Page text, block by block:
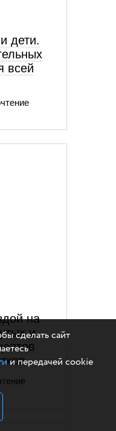
дети.
всей
на
и
сделать сайт
и передачей cookie